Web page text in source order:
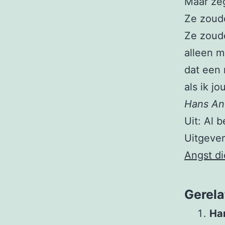
Ze
Ze
alleen
dat een
als ik
Hans
Uit: Al
Angst